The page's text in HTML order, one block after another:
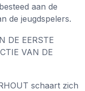
aan de
de jeugdspelers.
DE EERSTE
VAN DE
schaart zich